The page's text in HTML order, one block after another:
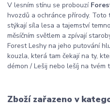
V lesním stínu se probouzí
hvozdů a ochránce přírody.
stýkají síla lesa a tajemství
měsíčním světlem a zpívají
Forest Leshy na jeho putování
kouzla, která tam čekají na ty,
démon / Lešij nebo lešíj na tvém
Zboží zařazeno v